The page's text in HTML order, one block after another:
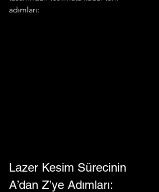
adımları:
Lazer Kesim Sürecinin
A’dan Z’ye Adımları: